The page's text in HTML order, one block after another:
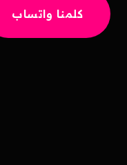
كلمنا واتساب